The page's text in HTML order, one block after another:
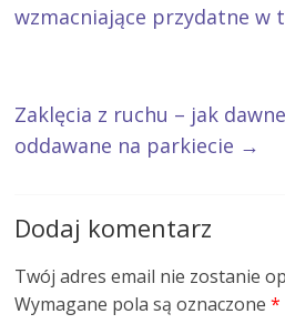
wzmacniające przydatne w
Zaklęcia z ruchu – jak
oddawane na parkiecie →
Dodaj komentarz
Twój adres email nie zostanie
Wymagane pola są oznaczone*